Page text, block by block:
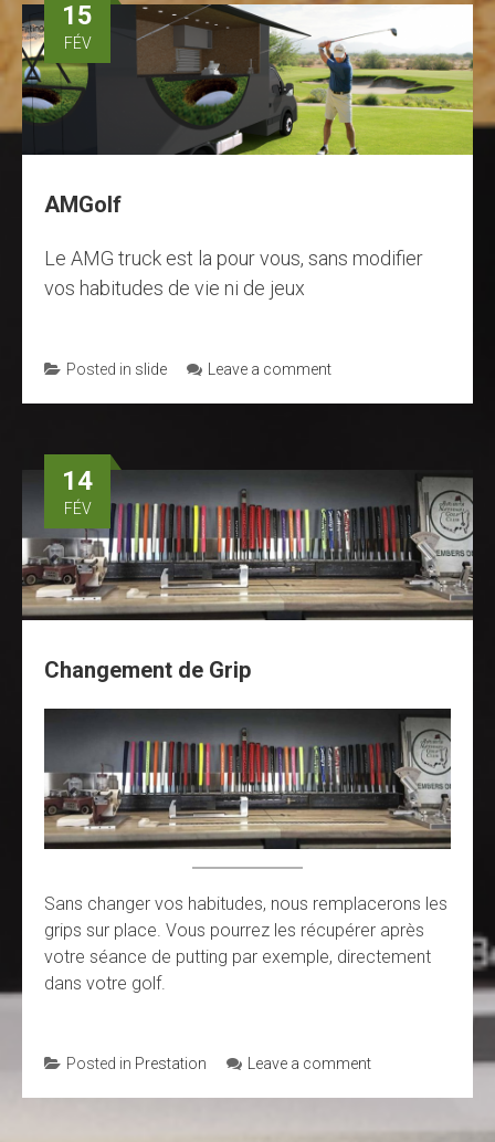
15
FÉV
AMGolf
Le AMG truck est la pour vous, sans modifier
vos habitudes de vie ni de jeux
Posted in slide Leave a comment
14
FÉV
Changement de Grip
Sans changer vos habitudes, nous remplacerons les
grips sur place. Vous pourrez les récupérer après
votre séance de putting par exemple, directement
dans votre golf.
Posted in Prestation Leave a comment